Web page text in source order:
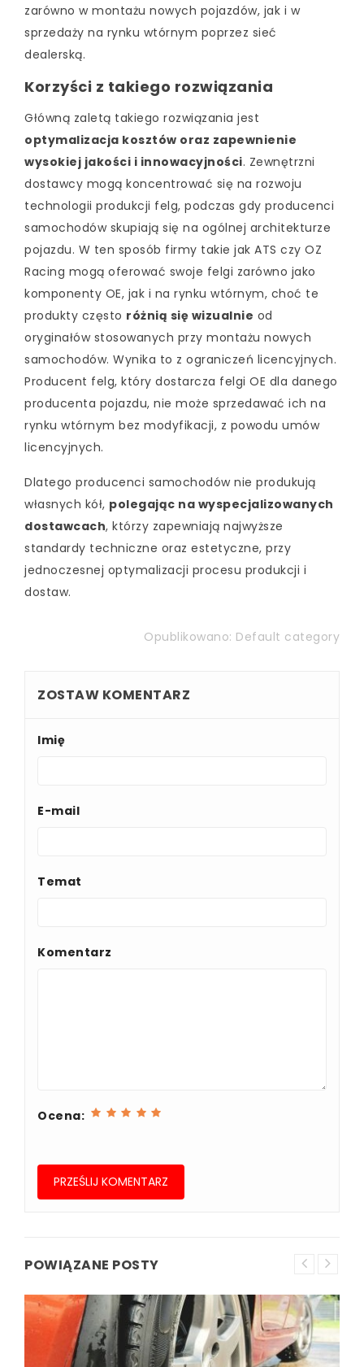
zarówno w montażu nowych pojazdów, jak i w
sprzedaży na rynku wtórnym poprzez sieć
dealerską.
Korzyści z takiego rozwiązania
Główną zaletą takiego rozwiązania jest
optymalizacja kosztów oraz zapewnienie
wysokiej jakości i innowacyjności. Zewnętrzni
dostawcy mogą koncentrować się na rozwoju
technologii produkcji felg, podczas gdy producenci
samochodów skupiają się na ogólnej architekturze
pojazdu. W ten sposób firmy takie jak ATS czy OZ
Racing mogą oferować swoje felgi zarówno jako
komponenty OE, jak i na rynku wtórnym, choć te
produkty często różnią się wizualnie od
oryginałów stosowanych przy montażu nowych
samochodów. Wynika to z ograniczeń licencyjnych.
Producent felg, który dostarcza felgi OE dla danego
producenta pojazdu, nie może sprzedawać ich na
rynku wtórnym bez modyfikacji, z powodu umów
licencyjnych.
Dlatego producenci samochodów nie produkują
własnych kół, polegając na wyspecjalizowanych
dostawcach, którzy zapewniają najwyższe
standardy techniczne oraz estetyczne, przy
jednoczesnej optymalizacji procesu produkcji i
dostaw.
Opublikowano: Default category
ZOSTAW KOMENTARZ
Imię
E-mail
Temat
Komentarz
Ocena:
POWIĄZANE POSTY